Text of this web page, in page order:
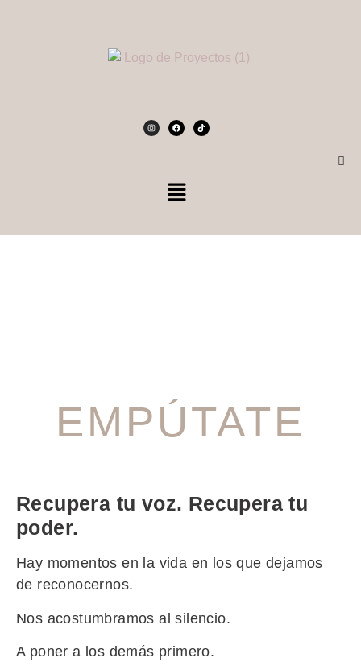
EMPÚTATE
Recupera tu voz. Recupera tu
poder.
Hay momentos en la vida en los que dejamos
de reconocernos.
Nos acostumbramos al silencio.
A poner a los demás primero.